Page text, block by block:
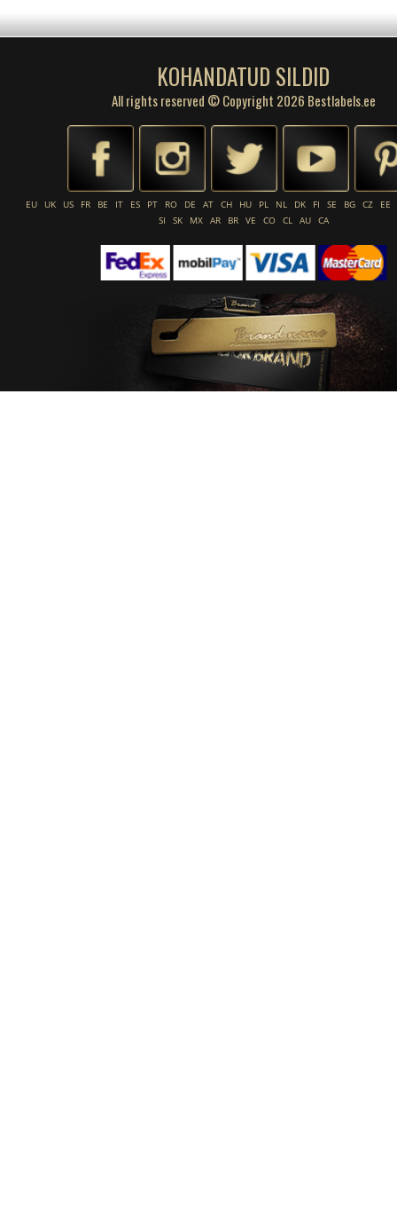
KOHANDATUD SILDID
All rights reserved © Copyright 2026 Bestlabels.ee
EU UK US FR BE IT ES PT RO DE AT CH HU PL NL DK FI SE BG CZ
EE
SI
SK MX AR BR VE CO CL AU CA